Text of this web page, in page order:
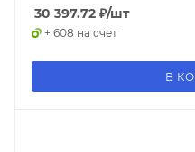
30 397.72 ₽/шт
+ 608 на счет
В